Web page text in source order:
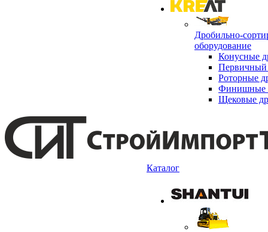
Дробильно-
оборудование
Конусные
Первичный
Роторные
Финишные
Щековые
Каталог